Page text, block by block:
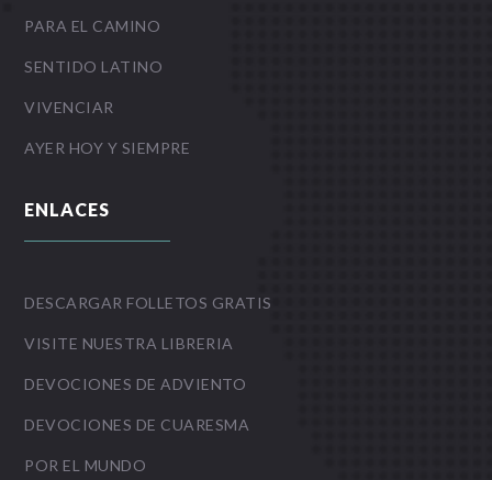
PARA EL CAMINO
SENTIDO LATINO
VIVENCIAR
AYER HOY Y SIEMPRE
ENLACES
DESCARGAR FOLLETOS GRATIS
VISITE NUESTRA LIBRERIA
DEVOCIONES DE ADVIENTO
DEVOCIONES DE CUARESMA
POR EL MUNDO